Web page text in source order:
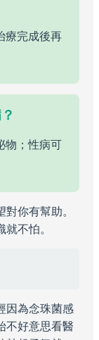
療完成後再
物；性病可
你有幫助。
不怕。
因為念珠菌感
不好意思看醫